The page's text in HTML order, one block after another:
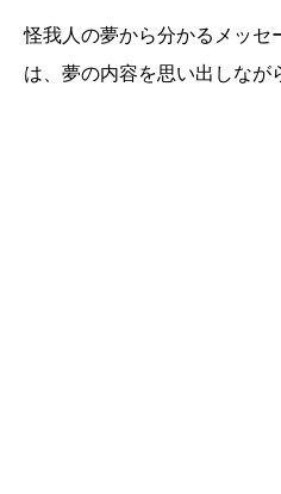
怪我人の夢から分かるメッセ
は、夢の内容を思い出しなが